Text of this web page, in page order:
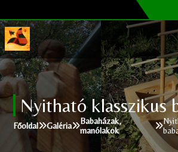
Főoldal
Galéria
Megvásárolható termékek
Nyitható klasszikus
Főoldal Galéria
Babaházak,
manólakok